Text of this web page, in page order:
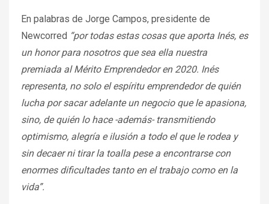
En palabras de Jorge Campos, presidente de
Newcorred “por todas estas cosas que aporta Inés, es
un honor para nosotros que sea ella nuestra
premiada al Mérito Emprendedor en 2020. Inés
representa, no solo el espíritu emprendedor de quién
lucha por sacar adelante un negocio que le apasiona,
sino, de quién lo hace -además- transmitiendo
optimismo, alegría e ilusión a todo el que le rodea y
sin decaer ni tirar la toalla pese a encontrarse con
enormes dificultades tanto en el trabajo como en la
vida”.